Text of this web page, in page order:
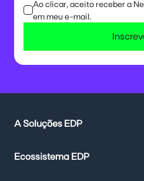
Ao clicar, aceito receber a
em meu e-mail.
A Soluções EDP
Ecossistema EDP